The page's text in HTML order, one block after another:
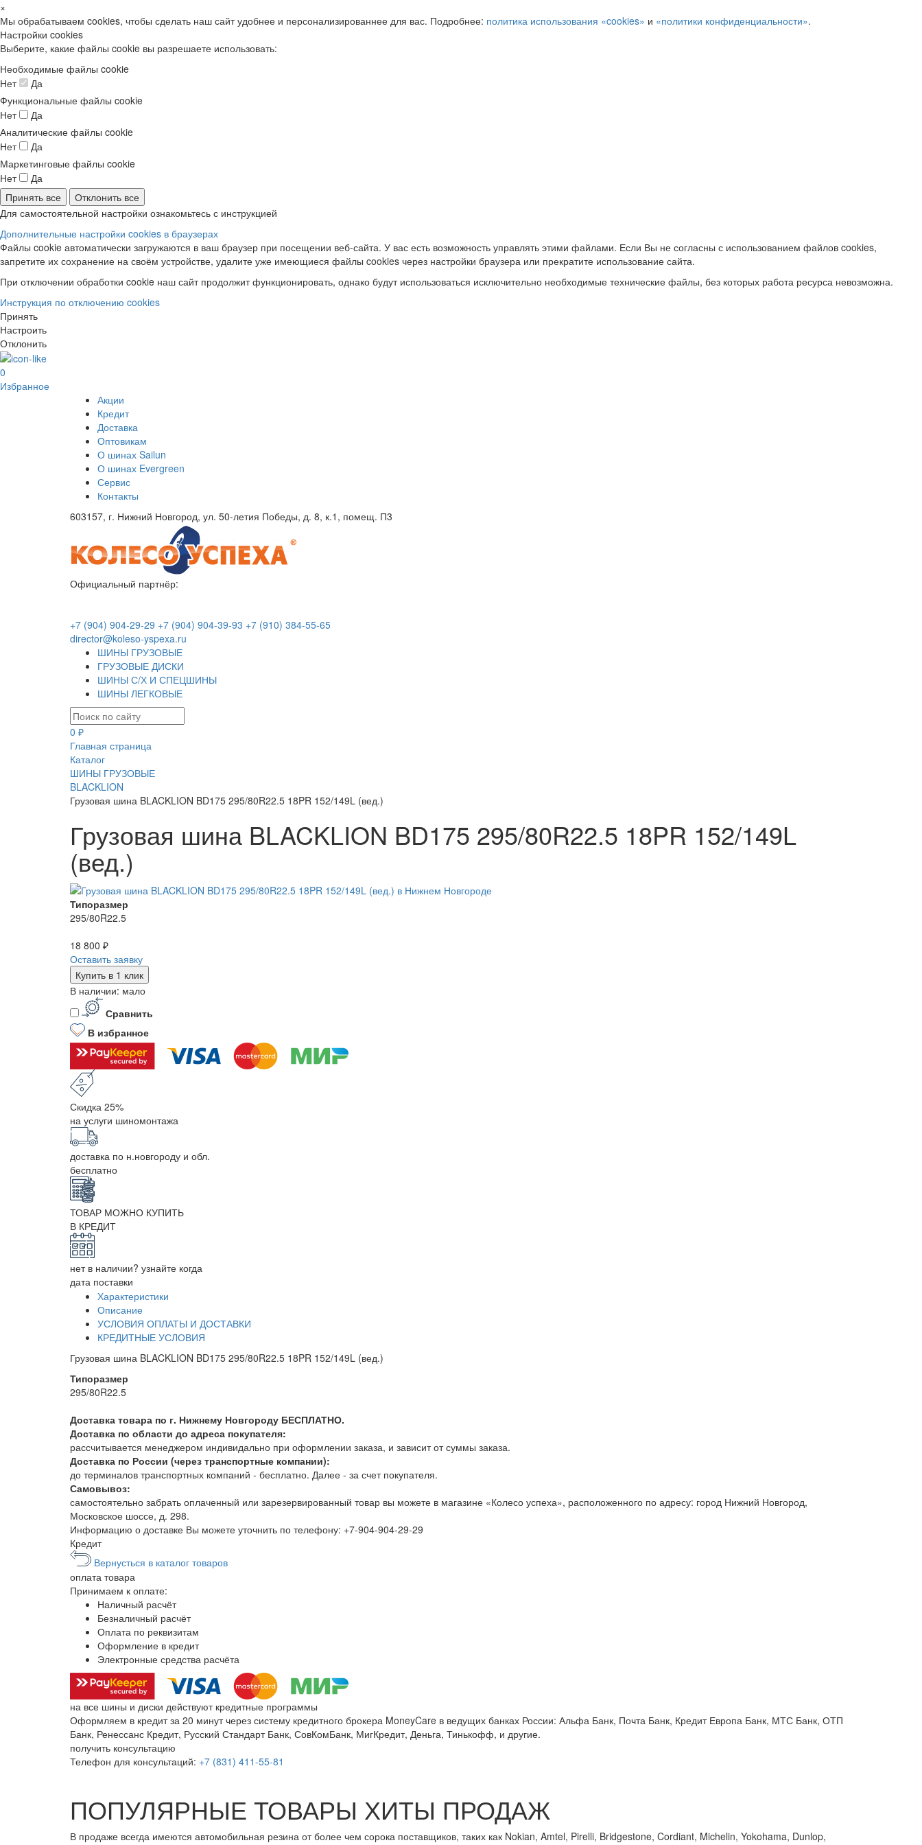
×
Мы обрабатываем cookies, чтобы сделать наш сайт удобнее и персонализированнее для вас. Подробнее: политика использования «cookies» и «политики конфиденциальности».
Настройки cookies
Выберите, какие файлы cookie вы разрешаете использовать:
Необходимые файлы cookie
Нет
Да
Функциональные файлы cookie
Нет
Да
Аналитические файлы cookie
Нет
Да
Маркетинговые файлы cookie
Нет
Да
Принять все
Отклонить все
Для самостоятельной настройки ознакомьтесь с инструкцией
Дополнительные настройки cookies в браузерах
Файлы cookie автоматически загружаются в ваш браузер при посещении веб-сайта. У вас есть возможность управлять этими файлами. Если Вы не согласны с использованием файлов cookies,
запретите их сохранение на своём устройстве, удалите уже имеющиеся файлы cookies через настройки браузера или прекратите использование сайта.
При отключении обработки cookie наш сайт продолжит функционировать, однако будут использоваться исключительно необходимые технические файлы, без которых работа ресурса невозможна.
Инструкция по отключению cookies
Принять
Настроить
Отклонить
0
Избранное
Акции
Кредит
Доставка
Оптовикам
О шинах Sailun
О шинах Evergreen
Сервис
Контакты
603157, г. Нижний Новгород, ул. 50-летия Победы, д. 8, к.1, помещ. П3
Официальный партнёр:
+7 (904) 904-29-29 +7 (904) 904-39-93 +7 (910) 384-55-65
director@koleso-yspexa.ru
ШИНЫ ГРУЗОВЫЕ
ГРУЗОВЫЕ ДИСКИ
ШИНЫ С/Х И СПЕЦШИНЫ
ШИНЫ ЛЕГКОВЫЕ
0 ₽
Главная страница
Каталог
ШИНЫ ГРУЗОВЫЕ
BLACKLION
Грузовая шина BLACKLION BD175 295/80R22.5 18PR 152/149L (вед.)
Грузовая шина BLACKLION BD175 295/80R22.5 18PR 152/149L
(вед.)
Типоразмер
295/80R22.5
18 800 ₽
Оставить заявку
Купить в 1 клик
В наличии: мало
Сравнить
В избранное
Скидка 25%
на услуги шиномонтажа
доставка по н.новгороду и обл.
бесплатно
ТОВАР МОЖНО КУПИТЬ
В КРЕДИТ
нет в наличии? узнайте когда
дата поставки
Характеристики
Описание
УСЛОВИЯ ОПЛАТЫ И ДОСТАВКИ
КРЕДИТНЫЕ УСЛОВИЯ
Грузовая шина BLACKLION BD175 295/80R22.5 18PR 152/149L (вед.)
Типоразмер
295/80R22.5
Доставка товара по г. Нижнему Новгороду БЕСПЛАТНО.
Доставка по области до адреса покупателя:
рассчитывается менеджером индивидально при оформлении заказа, и зависит от суммы заказа.
Доставка по России (через транспортные компании):
до терминалов транспортных компаний - бесплатно. Далее - за счет покупателя.
Самовывоз:
самостоятельно забрать оплаченный или зарезервированный товар вы можете в магазине «Колесо успеха», расположенного по адресу: город Нижний Новгород,
Московское шоссе, д. 298.
Информацию о доставке Вы можете уточнить по телефону: +7-904-904-29-29
Кредит
Вернусться в каталог товаров
оплата товара
Принимаем к оплате:
Наличный расчёт
Безналичный расчёт
Оплата по реквизитам
Оформление в кредит
Электронные средства расчёта
на все шины и диски действуют кредитные программы
Оформляем в кредит за 20 минут через систему кредитного брокера MoneyCare в ведущих банках России: Альфа Банк, Почта Банк, Кредит Европа Банк, МТС Банк, ОТП
Банк, Ренессанс Кредит, Русский Стандарт Банк, СовКомБанк, МигКредит, Деньга, Тинькофф, и другие.
получить консультацию
Телефон для консультаций: +7 (831) 411-55-81
ПОПУЛЯРНЫЕ ТОВАРЫ ХИТЫ ПРОДАЖ
В продаже всегда имеются автомобильная резина от более чем сорока поставщиков, таких как Nokian, Amtel, Pirelli, Bridgestone, Cordiant, Michelin, Yokohama, Dunlop,